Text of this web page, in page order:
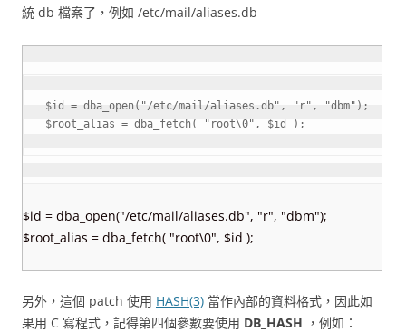
統 db 檔案了，例如 /etc/mail/aliases.db
$id = dba_open( "/etc/mail/aliases.db" , "r" , "dbm" ) ;
$root_alias = dba_fetch( "root\0" , $id ) ;
$id = dba_open("/etc/mail/aliases.db", "r", "dbm");
$root_alias = dba_fetch( "root\0", $id );
另外，這個 patch 使用 HASH(3) 當作內部的資料格式，因此如
果用 C 寫程式，記得第四個參數要使用 DB_HASH ，例如：